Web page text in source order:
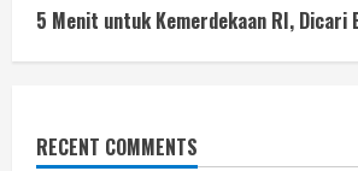
5 Menit untuk Kemerdekaan RI, Dicari
RECENT COMMENTS